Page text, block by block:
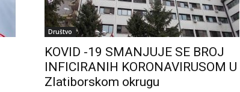
Društvo
KOVID -19 SMANJUJE SE BROJ
INFICIRANIH KORONAVIRUSOM U
Zlatiborskom okrugu